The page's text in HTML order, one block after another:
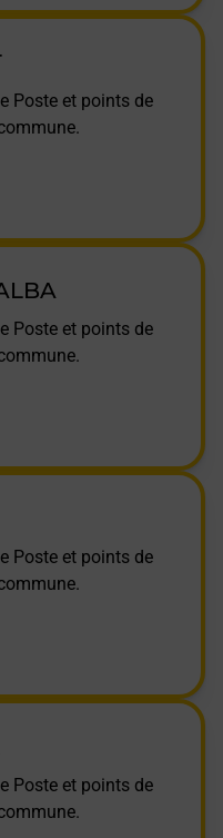
Poste et points de
Poste et points de
Poste et points de
Poste et points de